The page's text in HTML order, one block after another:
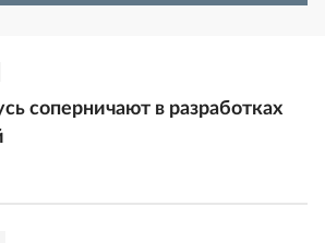
соперничают в разработках